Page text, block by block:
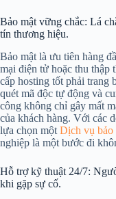
Bảo mật vững chắc: Lá
tín thương hiệu.
Bảo mật là ưu tiên hàng
mại điện tử hoặc thu thập
cấp hosting tốt phải trang
quét mã độc tự động và
công không chỉ gây mất
của khách hàng. Với các
lựa chọn một Dịch vụ bảo
nghiệp là một bước đi
Hỗ trợ kỹ thuật 24/7:
khi gặp sự cố.